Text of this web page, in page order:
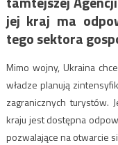
jej kraj ma
tego sektora
Mimo wojny, Ukraina
władze planują
zagranicznych turystów.
kraju jest dostępna
pozwalające na otwarcie